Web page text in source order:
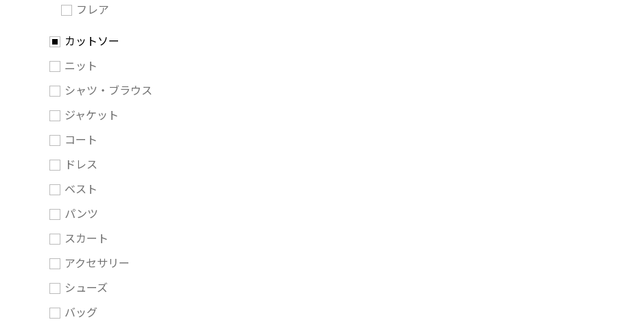
フレア
カットソー
ニット
シャツ・ブラウス
ジャケット
コート
ドレス
ベスト
パンツ
スカート
アクセサリー
シューズ
バッグ